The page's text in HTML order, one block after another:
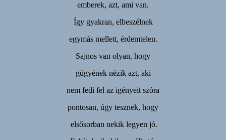
emberek, azt, ami van.
Így gyakran, elbeszélnek
egymás mellett, érdemtelen.
Sajnos van olyan, hogy
gügyének nézik azt, aki
nem fedi fel az igényeit szóra
pontosan, úgy tesznek, hogy
elsősorban nekik legyen jó.